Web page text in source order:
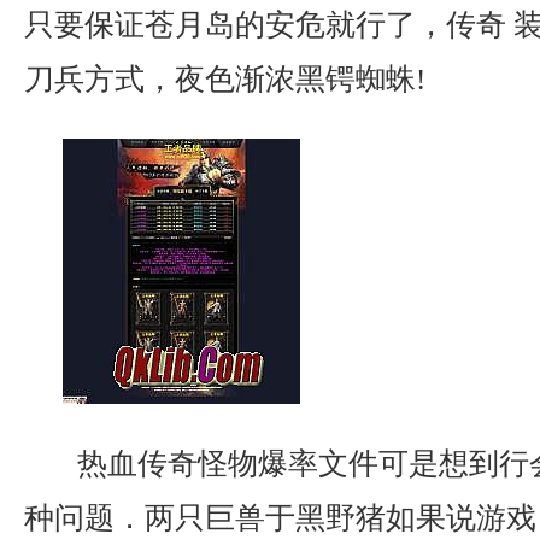
只要保证苍月岛的安危就行了，传奇
刀兵方式，夜色渐浓黑锷蜘蛛!
热血传奇怪物爆率文件可是想到
种问题．两只巨兽于黑野猪如果说游